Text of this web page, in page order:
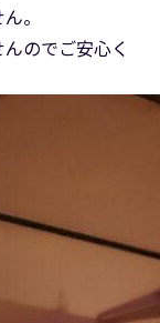
。
のでご安心く